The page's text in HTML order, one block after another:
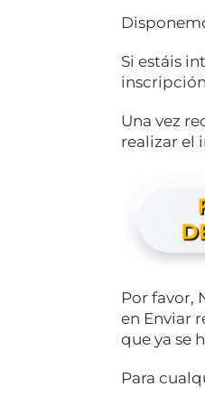
Si estáis
Una vez
realizar el
Por favor,
en Enviar
que ya se
Para